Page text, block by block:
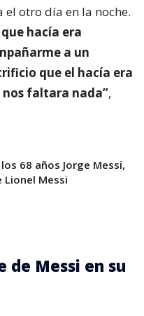
otro día en la noche.
hacía era
a un
que el hacía era
nos faltara nada”,
68 años Jorge Messi,
Lionel Messi
de Messi en su